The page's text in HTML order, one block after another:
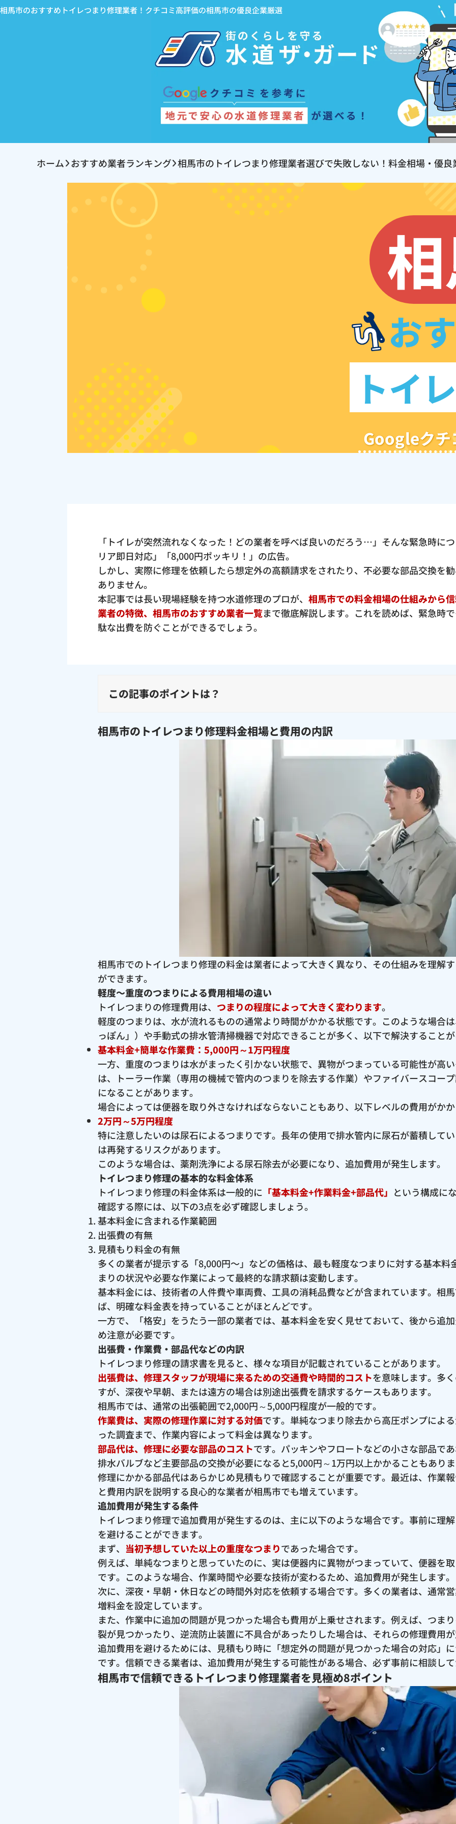
相馬市のおすすめトイレつまり修理業者！クチコミ高評価の相馬市の優良企業厳選
ホーム おすすめ業者ランキング 相馬市のトイレつまり修理業者選びで失敗しない！料金相場・優
お
トイ
Googleクチ
「トイレが突然流れなくなった！どの業者を呼べば良いのだろう…」そんな緊急時に
リア即日対応」「8,000円ポッキリ！」の広告。
しかし、実際に修理を依頼したら想定外の高額請求をされたり、不必要な部品交換を
ありません。
本記事では長い現場経験を持つ水道修理のプロが、 相馬市での料金相場の仕組みから
業者の特徴、相馬市のおすすめ業者一覧まで徹底解説します。これを読めば、緊急時
駄な出費を防ぐことができるでしょう。
この記事のポイントは？
相馬市のトイレつまり修理料金相場と費用の内訳
相馬市でのトイレつまり修理の料金は業者によって大きく異なり、その仕組みを理解
ができます。
軽度〜重度のつまりによる費用相場の違い
トイレつまりの修理費用は、 つまりの程度によって大きく変わります。
軽度のつまりは、水が流れるものの通常より時間がかかる状態です。このような場合
っぽん」）や手動式の排水管清掃機器で対応できることが多く、以下で解決すること
基本料金+簡単な作業費：5,000円～1万円程度
一方、重度のつまりは水がまったく引かない状態で、異物がつまっている可能性が高
は、トーラー作業（専用の機械で管内のつまりを除去する作業）やファイバースコー
になることがあります。
場合によっては便器を取り外さなければならないこともあり、以下レベルの費用がか
2万円～5万円程度
特に注意したいのは尿石によるつまりです。長年の使用で排水管内に尿石が蓄積して
は再発するリスクがあります。
このような場合は、薬剤洗浄による尿石除去が必要になり、追加費用が発生します。
トイレつまり修理の基本的な料金体系
トイレつまり修理の料金体系は一般的に 「基本料金+作業料金+部品代」 という構成に
確認する際には、以下の3点を必ず確認しましょう。
基本料金に含まれる作業範囲
出張費の有無
見積もり料金の有無
多くの業者が提示する「8,000円〜」などの価格は、最も軽度なつまりに対する基本料
まりの状況や必要な作業によって最終的な請求額は変動します。
基本料金には、技術者の人件費や車両費、工具の消耗品費などが含まれています。相
ば、明確な料金表を持っていることがほとんどです。
一方で、「格安」をうたう一部の業者では、基本料金を安く見せておいて、後から追
め注意が必要です。
出張費・作業費・部品代などの内訳
トイレつまり修理の請求書を見ると、様々な項目が記載されていることがあります。
出張費は、修理スタッフが現場に来るための交通費や時間的コストを意味します。多
すが、深夜や早朝、または遠方の場合は別途出張費を請求するケースもあります。
相馬市では、通常の出張範囲で2,000円～5,000円程度が一般的です。
作業費は、実際の修理作業に対する対価です。単純なつまり除去から高圧ポンプによ
った調査まで、作業内容によって料金は異なります。
部品代は、修理に必要な部品のコストです。パッキンやフロートなどの小さな部品で
排水バルブなど主要部品の交換が必要になると5,000円～1万円以上かかることもあり
修理にかかる部品代はあらかじめ見積もりで確認することが重要です。最近は、作業
と費用内訳を説明する良心的な業者が相馬市でも増えています。
追加費用が発生する条件
トイレつまり修理で追加費用が発生するのは、主に以下のような場合です。事前に理
を避けることができます。
まず、 当初予想していた以上の重度なつまりであった場合です。
例えば、単純なつまりと思っていたのに、実は便器内に異物がつまっていて、便器を
です。このような場合、作業時間や必要な技術が変わるため、追加費用が発生します。
次に、深夜・早朝・休日などの時間外対応を依頼する場合です。多くの業者は、通常
増料金を設定しています。
また、作業中に追加の問題が見つかった場合も費用が上乗せされます。例えば、つま
裂が見つかったり、逆流防止装置に不具合があったりした場合は、それらの修理費用
追加費用を避けるためには、見積もり時に「想定外の問題が見つかった場合の対応」
です。信頼できる業者は、追加費用が発生する可能性がある場合、必ず事前に相談し
相馬市で信頼できるトイレつまり修理業者を見極め8ポイント